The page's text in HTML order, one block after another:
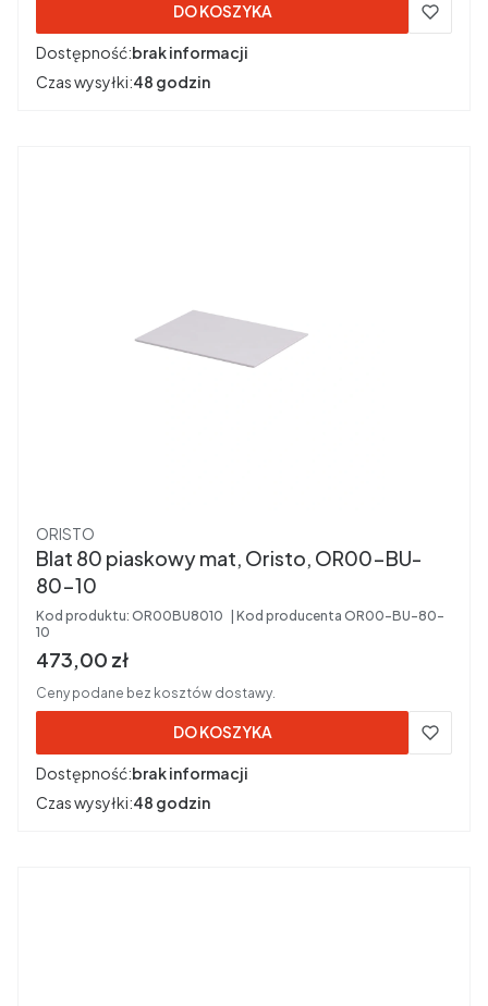
DO KOSZYKA
Dostępność:brak informacji
Czas wysyłki:48 godzin
Producent
ORISTO
Blat 80 piaskowy mat, Oristo, OR00-BU-
80-10
Kod produktu: OR00BU8010 Kod producenta OR00-BU-80-
10
Cena brutto
473,00 zł
Ceny podane bez kosztów dostawy.
DO KOSZYKA
Dostępność:brak informacji
Czas wysyłki:48 godzin